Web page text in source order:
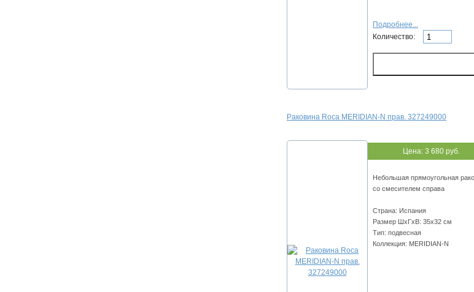
Подробнее...
Количество:
Раковина Roca MERIDIAN-N прав. 327249000
Цена: 3 680 руб.
Небольшая прямоугольная
со смесителем справа
Страна: Испания
Размер ШхГхВ: 35х32 см
Тип: подвесная
Коллекция: MERIDIAN-N